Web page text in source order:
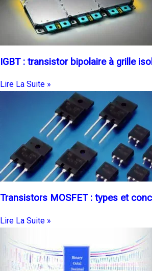
IGBT : transistor bipolaire à grille
Lire La Suite »
Transistors MOSFET : types et
Lire La Suite »